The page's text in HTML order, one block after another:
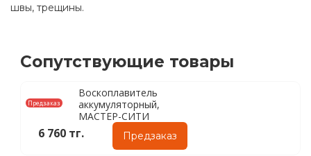
швы, трещины.
Сопутствующие товары
Предзаказ
Воскоплавитель
аккумуляторный,
МАСТЕР-СИТИ
6 760 тг. Предзаказ